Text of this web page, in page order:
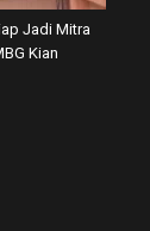
Jadi Mitra
Kian